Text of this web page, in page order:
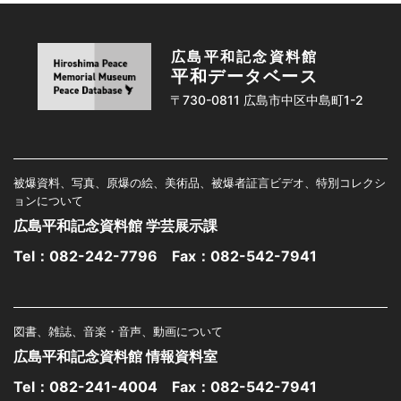
広島平和記念資料館
平和データベース
〒730-0811 広島市中区中島町1-2
被爆資料、写真、原爆の絵、美術品、被爆者証言ビデオ、特別コレクシ
ョンについて
広島平和記念資料館 学芸展示課
Tel： 082-242-7796 Fax：082-542-7941
図書、雑誌、音楽・音声、動画について
広島平和記念資料館 情報資料室
Tel： 082-241-4004 Fax：082-542-7941